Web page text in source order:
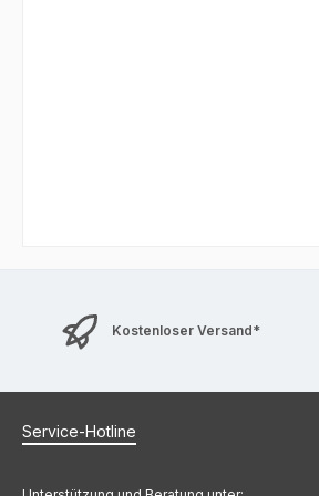
Kostenloser Versand*
Service-Hotline